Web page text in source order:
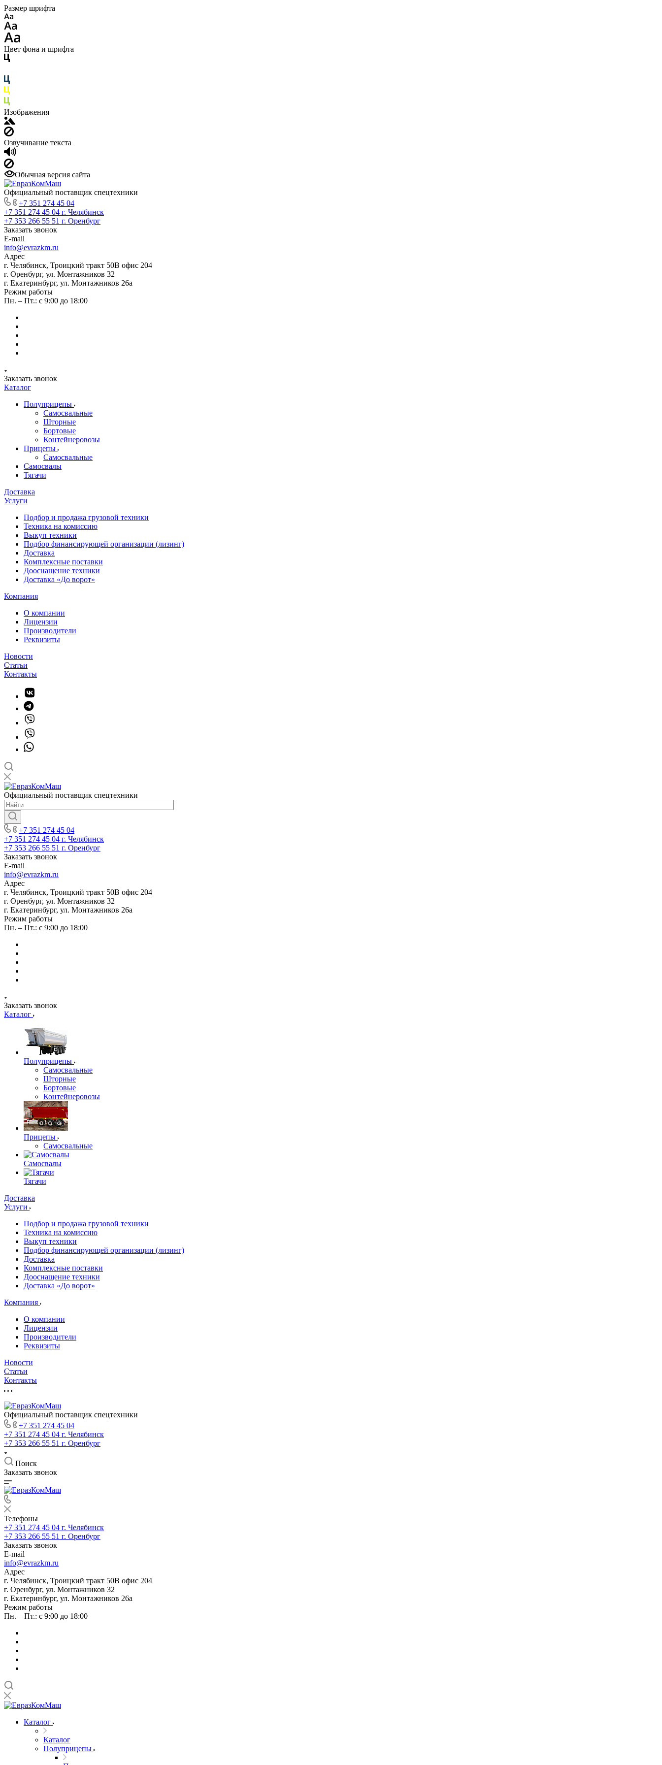
Размер шрифта
Цвет фона и шрифта
Изображения
Озвучивание текста
Обычная версия сайта
Официальный поставщик спецтехники
+7 351 274 45 04
+7 351 274 45 04 г. Челябинск
+7 353 266 55 51 г. Оренбург
Заказать звонок
E-mail
info@evrazkm.ru
Адрес
г. Челябинск, Троицкий тракт 50В офис 204
г. Оренбург, ул. Монтажников 32
г. Екатеринбург, ул. Монтажников 26а
Режим работы
Пн. – Пт.: с 9:00 до 18:00
Заказать звонок
Каталог
Полуприцепы
Самосвальные
Шторные
Бортовые
Контейнеровозы
Прицепы
Самосвальные
Самосвалы
Тягачи
Доставка
Услуги
Подбор и продажа грузовой техники
Техника на комиссию
Выкуп техники
Подбор финансирующей организации (лизинг)
Доставка
Комплексные поставки
Дооснащение техники
Доставка «До ворот»
Компания
О компании
Лицензии
Производители
Реквизиты
Новости
Статьи
Контакты
Официальный поставщик спецтехники
+7 351 274 45 04
+7 351 274 45 04 г. Челябинск
+7 353 266 55 51 г. Оренбург
Заказать звонок
E-mail
info@evrazkm.ru
Адрес
г. Челябинск, Троицкий тракт 50В офис 204
г. Оренбург, ул. Монтажников 32
г. Екатеринбург, ул. Монтажников 26а
Режим работы
Пн. – Пт.: с 9:00 до 18:00
Заказать звонок
Каталог
Полуприцепы
Самосвальные
Шторные
Бортовые
Контейнеровозы
Прицепы
Самосвальные
Самосвалы
Тягачи
Доставка
Услуги
Подбор и продажа грузовой техники
Техника на комиссию
Выкуп техники
Подбор финансирующей организации (лизинг)
Доставка
Комплексные поставки
Дооснащение техники
Доставка «До ворот»
Компания
О компании
Лицензии
Производители
Реквизиты
Новости
Статьи
Контакты
Официальный поставщик спецтехники
+7 351 274 45 04
+7 351 274 45 04 г. Челябинск
+7 353 266 55 51 г. Оренбург
Поиск
Заказать звонок
Телефоны
+7 351 274 45 04 г. Челябинск
+7 353 266 55 51 г. Оренбург
Заказать звонок
E-mail
info@evrazkm.ru
Адрес
г. Челябинск, Троицкий тракт 50В офис 204
г. Оренбург, ул. Монтажников 32
г. Екатеринбург, ул. Монтажников 26а
Режим работы
Пн. – Пт.: с 9:00 до 18:00
Каталог
Каталог
Полуприцепы